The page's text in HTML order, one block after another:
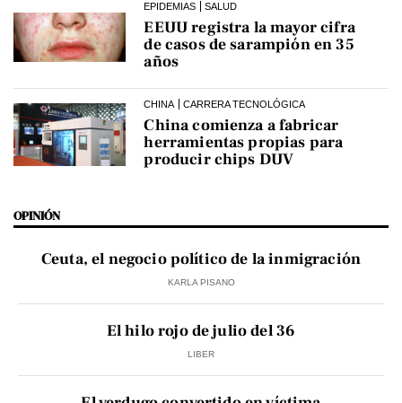
EPIDEMIAS SALUD
EEUU registra la mayor cifra
de casos de sarampión en 35
años
CHINA CARRERA TECNOLÓGICA
China comienza a fabricar
herramientas propias para
producir chips DUV
OPINIÓN
Ceuta, el negocio político de la inmigración
KARLA PISANO
El hilo rojo de julio del 36
LIBER